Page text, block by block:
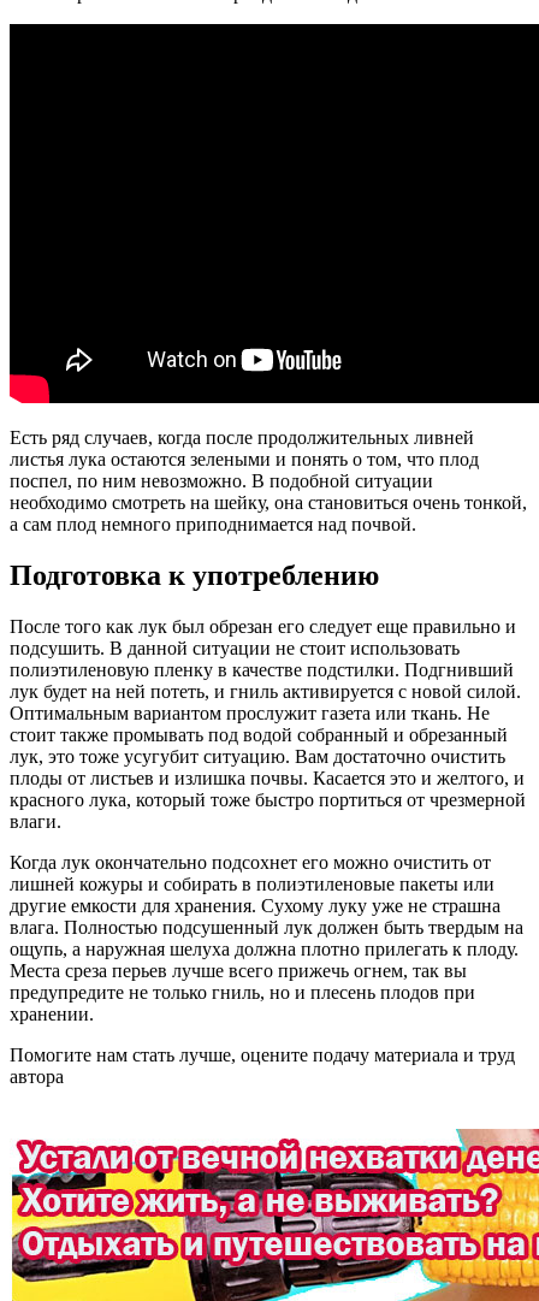
Есть ряд случаев, когда после продолжительных ливней
листья лука остаются зелеными и понять о том, что плод
поспел, по ним невозможно. В подобной ситуации
необходимо смотреть на шейку, она становиться очень тонкой,
а сам плод немного приподнимается над почвой.
Подготовка к употреблению
После того как лук был обрезан его следует еще правильно и
подсушить. В данной ситуации не стоит использовать
полиэтиленовую пленку в качестве подстилки. Подгнивший
лук будет на ней потеть, и гниль активируется с новой силой.
Оптимальным вариантом прослужит газета или ткань. Не
стоит также промывать под водой собранный и обрезанный
лук, это тоже усугубит ситуацию. Вам достаточно очистить
плоды от листьев и излишка почвы. Касается это и желтого, и
красного лука, который тоже быстро портиться от чрезмерной
влаги.
Когда лук окончательно подсохнет его можно очистить от
лишней кожуры и собирать в полиэтиленовые пакеты или
другие емкости для хранения. Сухому луку уже не страшна
влага. Полностью подсушенный лук должен быть твердым на
ощупь, а наружная шелуха должна плотно прилегать к плоду.
Места среза перьев лучше всего прижечь огнем, так вы
предупредите не только гниль, но и плесень плодов при
хранении.
Помогите нам стать лучше, оцените подачу материала и труд
автора